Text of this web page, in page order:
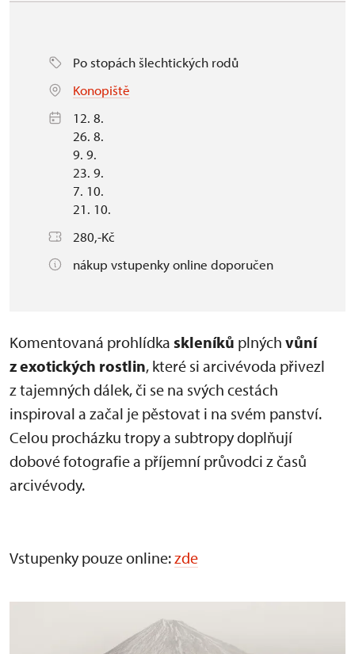
Po stopách šlechtických rodů
Konopiště
12. 8.
26. 8.
9. 9.
23. 9.
7. 10.
21. 10.
280,-Kč
nákup vstupenky online doporučen
Komentovaná prohlídka skleníků plných vůní
z exotických rostlin, které si arcivévoda přivezl
z tajemných dálek, či se na svých cestách
inspiroval a začal je pěstovat i na svém panství.
Celou procházku tropy a subtropy doplňují
dobové fotografie a příjemní průvodci z časů
arcivévody.
Vstupenky pouze online:zde